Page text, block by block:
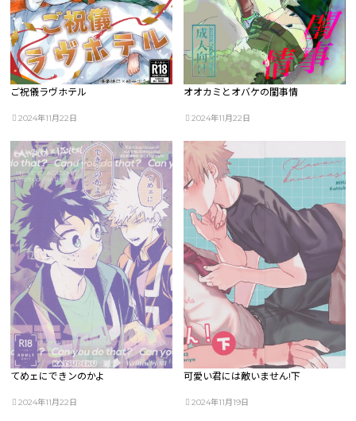
ご祝儀ラヴホテル
2024年11月22日
オオカミとオバケの閨事情
2024年11月22日
てめェにできンのかよ
2024年11月22日
可愛い君には敵いません!下
2024年11月19日